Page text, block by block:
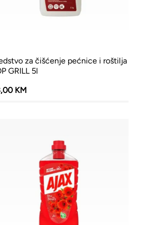
za čišćenje pećnice i roštilja
GRILL 5l
KM